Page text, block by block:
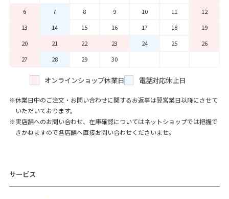
6
7 8 9 10 11
12
13
14 15 16 17 18
19
20
21 22 23 24 25
26
27
28 29 30
オンラインショップ休業日 電話対応休止日
休業日中のご注文・お問い合わせに関するお返事は翌営業日以降にさせて
いただいております。
実店舗へのお問い合わせ、在庫確認についてはネットショップでは把握で
きかねますので各店舗へ直接お問い合わせくださいませ。
サービス